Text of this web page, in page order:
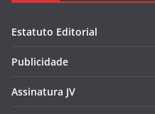
Estatuto Editorial
Publicidade
Assinatura JV